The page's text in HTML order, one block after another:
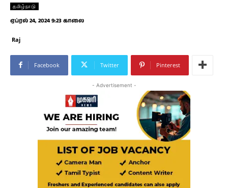
தமிழ்நாடு
ஏப்ரல் 24, 2024 9:23 காலை
Raj
Facebook Twitter Pinterest
- Advertisement -